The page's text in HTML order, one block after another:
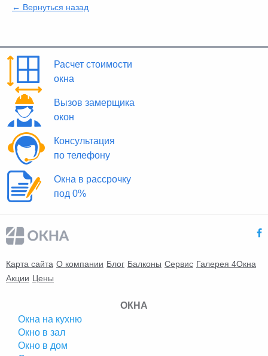
← Вернуться назад
Расчет стоимости
окна
Вызов замерщика
окон
Консультация
по телефону
Окна в рассрочку
под 0%
Карта сайта О компании Блог Балконы Сервис Галерея 4Окна
Акции Цены
ОКНА
Окна на кухню
Окно в зал
Окно в дом